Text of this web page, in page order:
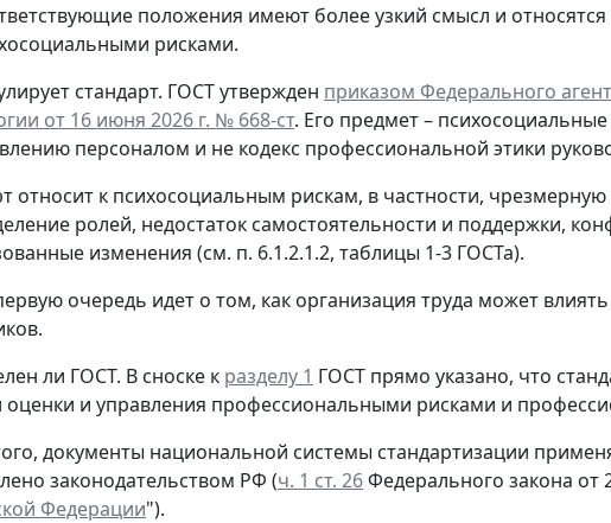
положения имеют более узкий смысл и
рисками.
стандарт. ГОСТ утвержден приказом Федерального
от 16 июня 2026 г. № 668-ст. Его предмет –
персоналом и не кодекс профессиональной этики
относит к психосоциальным рискам, в частности,
ролей, недостаток самостоятельности и поддержки,
изменения (см. п. 6.1.2.1.2, таблицы 1-3 ГОСТа).
очередь идет о том, как организация труда может
ли ГОСТ. В сноске к разделу 1 ГОСТ прямо указано, что
оценки и управления профессиональными рисками и
документы национальной системы стандартизации
законодательством РФ (ч. 1 ст. 26Федерального закона
Федерации").